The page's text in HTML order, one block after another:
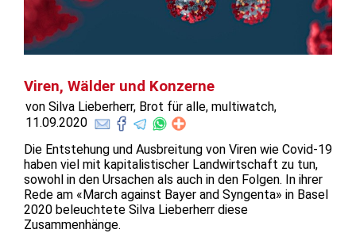
Viren, Wälder und Konzerne
von Silva Lieberherr, Brot für alle, multiwatch,
11.09.2020
Die Entstehung und Ausbreitung von Viren wie Covid-19
haben viel mit kapitalistischer Landwirtschaft zu tun,
sowohl in den Ursachen als auch in den Folgen. In ihrer
Rede am «March against Bayer and Syngenta» in Basel
2020 beleuchtete Silva Lieberherr diese
Zusammenhänge.